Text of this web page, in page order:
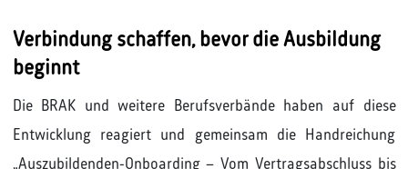
Verbindung schaffen, bevor die Ausbildung
beginnt
Die BRAK und weitere Berufsverbände haben auf diese
Entwicklung reagiert und gemeinsam die Handreichung
„Auszubildenden-Onboarding – Vom Vertragsabschluss bis